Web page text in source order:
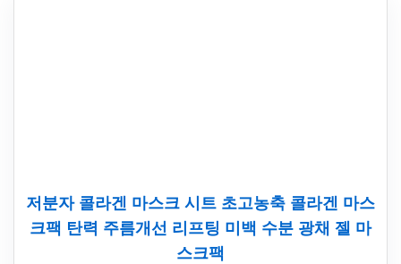
저분자 콜라겐 마스크 시트 초고농축 콜라겐 마스
크팩 탄력 주름개선 리프팅 미백 수분 광채 젤 마
스크팩